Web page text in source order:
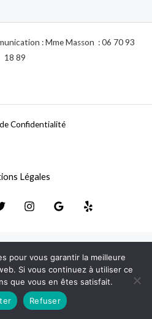
: Mme Masson : 06 70 93
18 89
Confidentialité
Légales
pour vous garantir la meilleure
Si vous continuez à utiliser ce
que vous en êtes satisfait.
Refuser